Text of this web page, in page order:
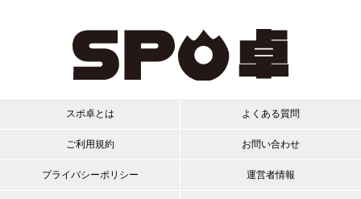
スポ卓とは
ご利用規約
プライバシーポリシー
よくある質問
お問い合わせ
運営者情報